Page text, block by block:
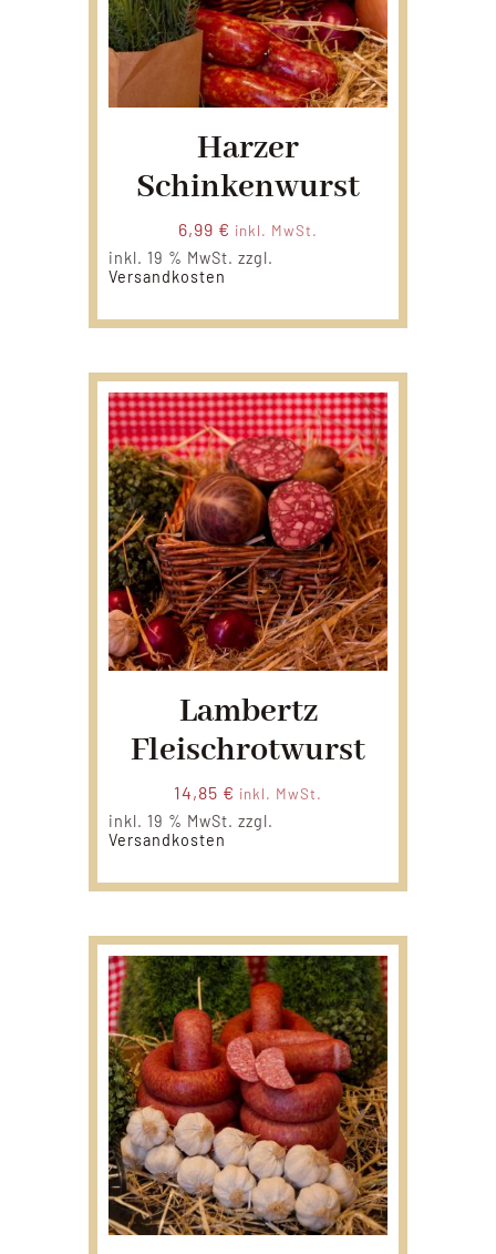
Harzer
Schinkenwurst
6,99 € inkl. MwSt.
inkl. 19 % MwSt. zzgl.
Versandkosten
Lambertz
Fleischrotwurst
14,85 € inkl. MwSt.
inkl. 19 % MwSt. zzgl.
Versandkosten